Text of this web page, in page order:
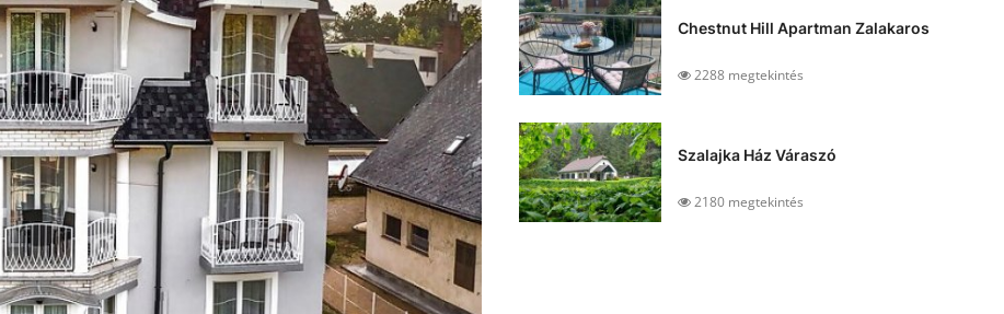
Chestnut Hill Apartman Zalakaros
2288 megtekintés
Szalajka Ház Váraszó
2180 megtekintés